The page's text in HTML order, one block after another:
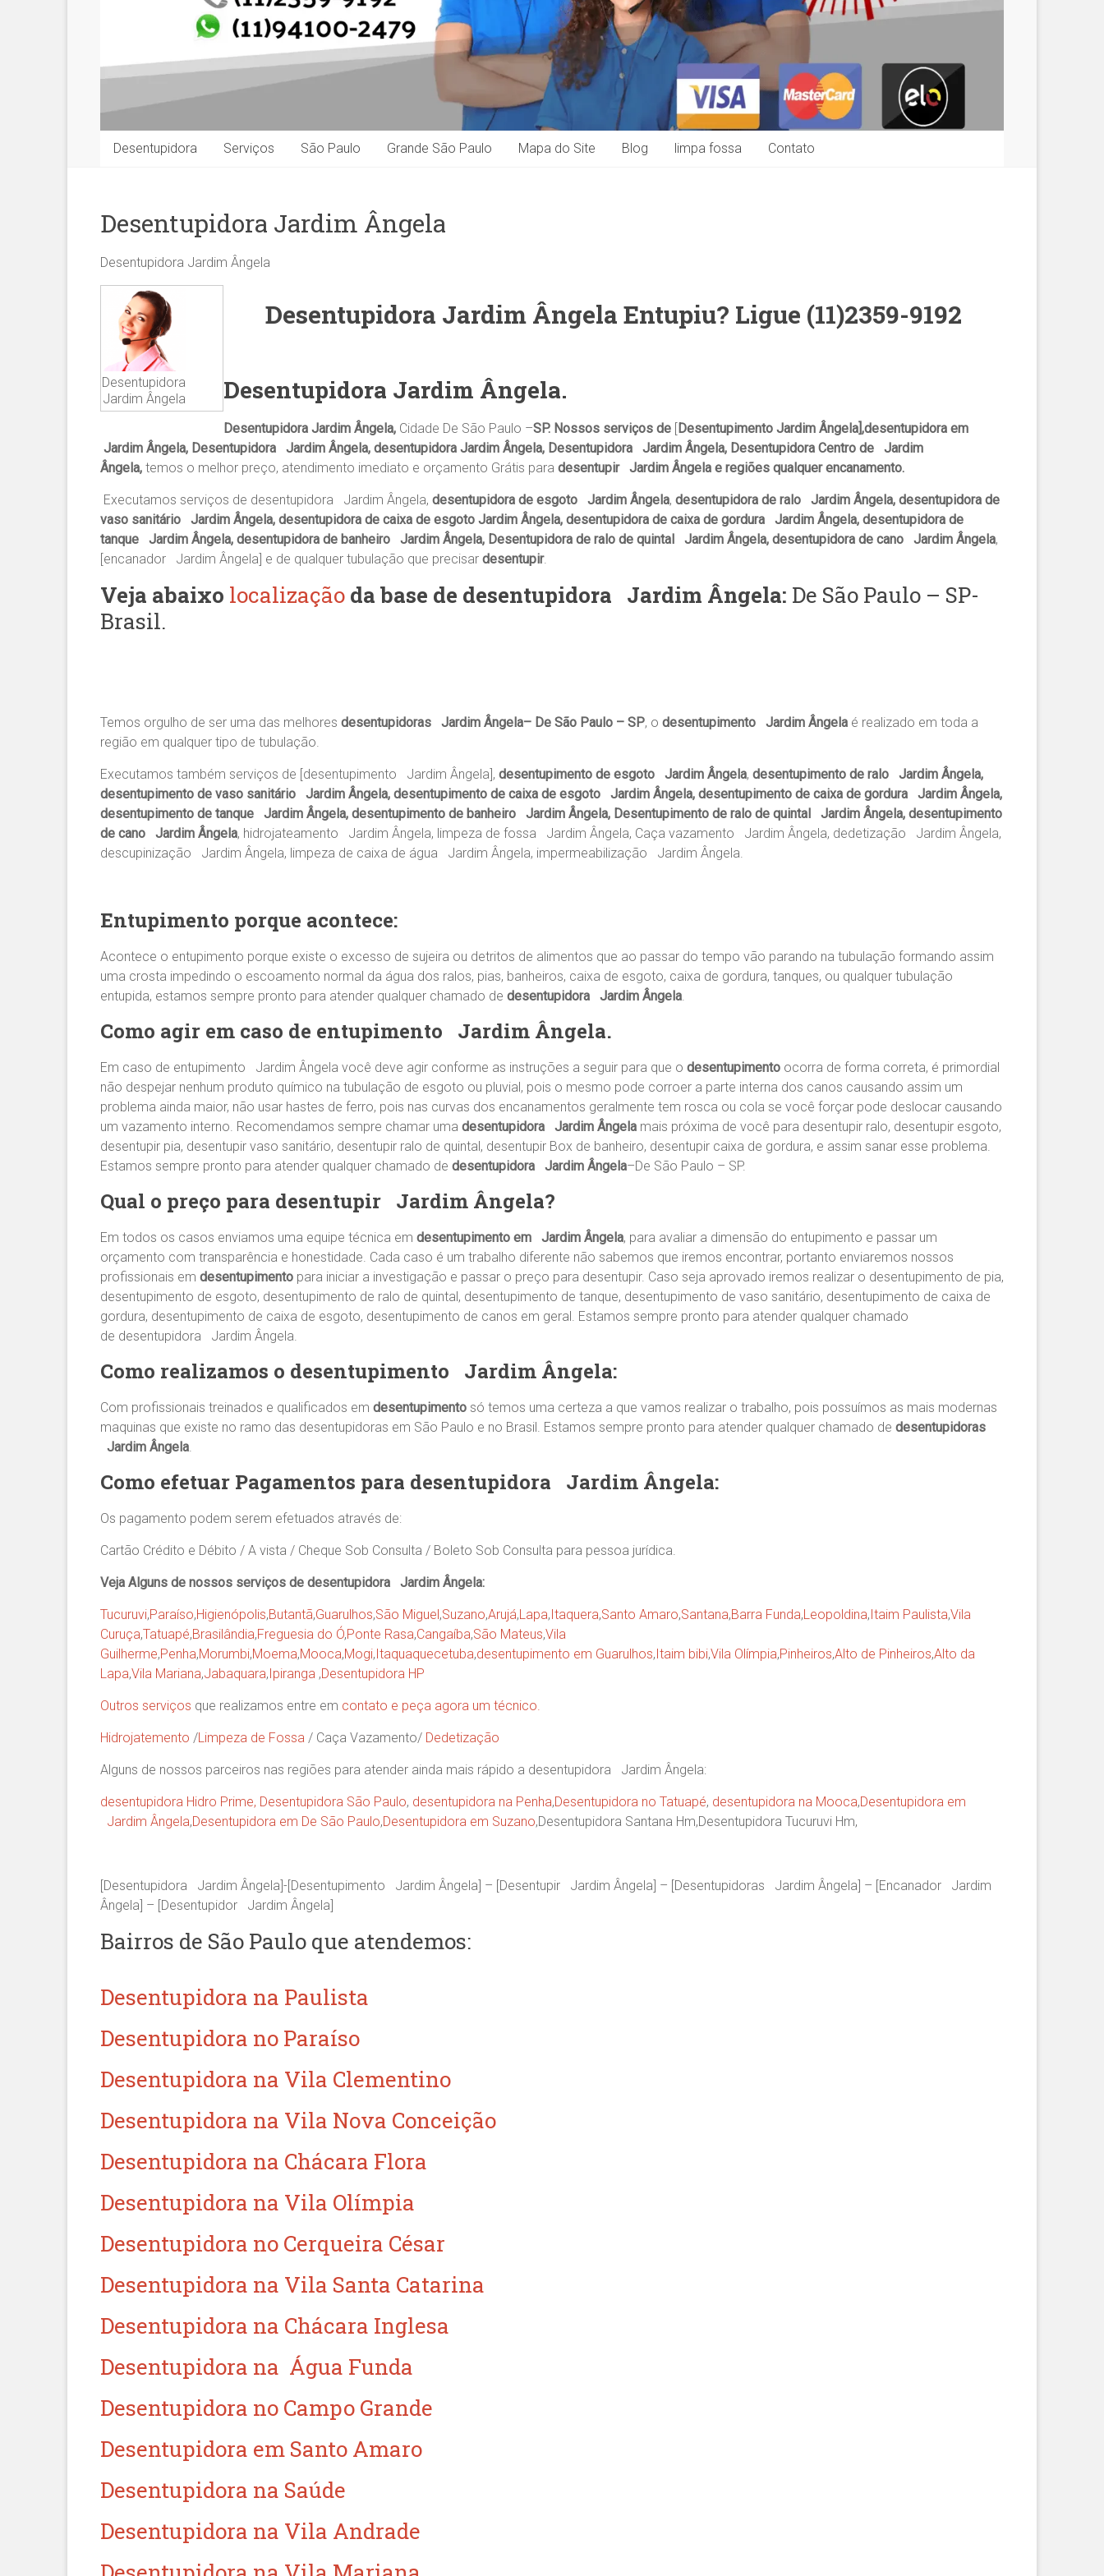
Desentupidora Serviços São Paulo Grande São Paulo Mapa do Site Blog limpa fossa Contato
Desentupidora Jardim Ângela
Desentupidora Jardim Ângela
Desentupidora
Jardim Ângela
Desentupidora Jardim Ângela Entupiu? Ligue (11)2359-9192
Desentupidora Jardim Ângela.
Desentupidora Jardim Ângela, Cidade De São Paulo –SP. Nossos serviços de Desentupimento Jardim Ângela],desentupidora em
Jardim Ângela, Desentupidora Jardim Ângela, desentupidora Jardim Ângela, Desentupidora Jardim Ângela, Desentupidora Centro de Jardim
Ângela, temos o melhor preço, atendimento imediato e orçamento Grátis para desentupir Jardim Ângela e regiões qualquer encanamento.
Executamos serviços de desentupidora Jardim Ângela, desentupidora de esgoto Jardim Ângela, desentupidora de ralo Jardim Ângela, desentupidora de
vaso sanitário Jardim Ângela, desentupidora de caixa de esgoto Jardim Ângela, desentupidora de caixa de gordura Jardim Ângela, desentupidora de
tanque Jardim Ângela, desentupidora de banheiro Jardim Ângela, Desentupidora de ralo de quintal Jardim Ângela, desentupidora de cano Jardim Ângela,
[encanador Jardim Ângela] e de qualquer tubulação que precisar desentupir.
Veja abaixo localização da base de desentupidora Jardim Ângela: De São Paulo – SP-
Brasil.
Temos orgulho de ser uma das melhores desentupidoras Jardim Ângela– De São Paulo – SP, o desentupimento Jardim Ângela é realizado em toda a
região em qualquer tipo de tubulação.
Executamos também serviços de [desentupimento Jardim Ângela], desentupimento de esgoto Jardim Ângela, desentupimento de ralo Jardim Ângela,
desentupimento de vaso sanitário Jardim Ângela, desentupimento de caixa de esgoto Jardim Ângela, desentupimento de caixa de gordura Jardim Ângela,
desentupimento de tanque Jardim Ângela, desentupimento de banheiro Jardim Ângela, Desentupimento de ralo de quintal Jardim Ângela, desentupimento
de cano Jardim Ângela, hidrojateamento Jardim Ângela, limpeza de fossa Jardim Ângela, Caça vazamento Jardim Ângela, dedetização Jardim Ângela,
descupinização Jardim Ângela, limpeza de caixa de água Jardim Ângela, impermeabilização Jardim Ângela.
Entupimento porque acontece:
Acontece o entupimento porque existe o excesso de sujeira ou detritos de alimentos que ao passar do tempo vão parando na tubulação formando assim
uma crosta impedindo o escoamento normal da água dos ralos, pias, banheiros, caixa de esgoto, caixa de gordura, tanques, ou qualquer tubulação
entupida, estamos sempre pronto para atender qualquer chamado de desentupidora Jardim Ângela.
Como agir em caso de entupimento Jardim Ângela.
Em caso de entupimento Jardim Ângela você deve agir conforme as instruções a seguir para que o desentupimento ocorra de forma correta, é primordial
não despejar nenhum produto químico na tubulação de esgoto ou pluvial, pois o mesmo pode corroer a parte interna dos canos causando assim um
problema ainda maior, não usar hastes de ferro, pois nas curvas dos encanamentos geralmente tem rosca ou cola se você forçar pode deslocar causando
um vazamento interno. Recomendamos sempre chamar uma desentupidora Jardim Ângela mais próxima de você para desentupir ralo, desentupir esgoto,
desentupir pia, desentupir vaso sanitário, desentupir ralo de quintal, desentupir Box de banheiro, desentupir caixa de gordura, e assim sanar esse problema.
Estamos sempre pronto para atender qualquer chamado de desentupidora Jardim Ângela–De São Paulo – SP.
Qual o preço para desentupir Jardim Ângela?
Em todos os casos enviamos uma equipe técnica em desentupimento em Jardim Ângela, para avaliar a dimensão do entupimento e passar um
orçamento com transparência e honestidade. Cada caso é um trabalho diferente não sabemos que iremos encontrar, portanto enviaremos nossos
profissionais em desentupimento para iniciar a investigação e passar o preço para desentupir. Caso seja aprovado iremos realizar o desentupimento de pia,
desentupimento de esgoto, desentupimento de ralo de quintal, desentupimento de tanque, desentupimento de vaso sanitário, desentupimento de caixa de
gordura, desentupimento de caixa de esgoto, desentupimento de canos em geral. Estamos sempre pronto para atender qualquer chamado
de desentupidora Jardim Ângela.
Como realizamos o desentupimento Jardim Ângela:
Com profissionais treinados e qualificados em desentupimento só temos uma certeza a que vamos realizar o trabalho, pois possuímos as mais modernas
maquinas que existe no ramo das desentupidoras em São Paulo e no Brasil. Estamos sempre pronto para atender qualquer chamado de desentupidoras
Jardim Ângela.
Como efetuar Pagamentos para desentupidora Jardim Ângela:
Os pagamento podem serem efetuados através de:
Cartão Crédito e Débito / A vista / Cheque Sob Consulta / Boleto Sob Consulta para pessoa jurídica.
Veja Alguns de nossos serviços de desentupidora Jardim Ângela:
Tucuruvi,Paraíso,Higienópolis,Butantã,Guarulhos,São Miguel ,Suzano,Arujá,Lapa, Itaquera,Santo Amaro,Santana,Barra Funda,Leopoldina, Itaim Paulista,Vila
Curuça,Tatuapé,Brasilândia,Freguesia do Ó,Ponte Rasa,Cangaíba,São Mateus,Vila
Guilherme,Penha,Morumbi,Moema,Mooca,Mogi, Itaquaquecetuba,desentupimento em Guarulhos, Itaim bibi,Vila Olímpia,Pinheiros,Alto de Pinheiros,Alto da
Lapa,Vila Mariana,Jabaquara, Ipiranga ,Desentupidora HP
Outros serviços que realizamos entre em contato e peça agora um técnico.
Hidrojatemento /Limpeza de Fossa / Caça Vazamento/ Dedetização
Alguns de nossos parceiros nas regiões para atender ainda mais rápido a desentupidora Jardim Ângela:
desentupidora Hidro Prime, Desentupidora São Paulo, desentupidora na Penha,Desentupidora no Tatuapé, desentupidora na Mooca,Desentupidora em
Jardim Ângela,Desentupidora em De São Paulo,Desentupidora em Suzano,Desentupidora Santana Hm,Desentupidora Tucuruvi Hm,
[Desentupidora Jardim Ângela]-[Desentupimento Jardim Ângela] – [Desentupir Jardim Ângela] – [Desentupidoras Jardim Ângela] – [Encanador Jardim
Ângela] – [Desentupidor Jardim Ângela]
Bairros de São Paulo que atendemos:
Desentupidora na Paulista
Desentupidora no Paraíso
Desentupidora na Vila Clementino
Desentupidora na Vila Nova Conceição
Desentupidora na Chácara Flora
Desentupidora na Vila Olímpia
Desentupidora no Cerqueira César
Desentupidora na Vila Santa Catarina
Desentupidora na Chácara Inglesa
Desentupidora na Água Funda
Desentupidora no Campo Grande
Desentupidora em Santo Amaro
Desentupidora na Saúde
Desentupidora na Vila Andrade